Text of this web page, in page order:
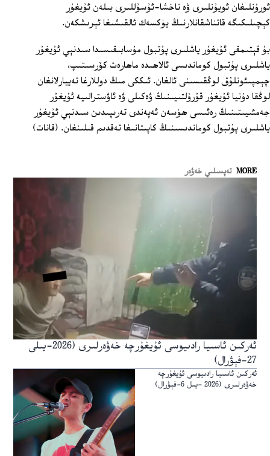
ئورۇنلىغان ئويۇنلىرى ۋە ناخشا-ئۇسۇللىرى بىلەن ئۇيغۇر
كېچىلىكىگە قاتناشقانلارنىڭ يۈكسەك ئالقىشىغا ئېرىشكەن.
بۇ قېتىمقى ئۇيغۇر ياشلىرى پۇتبول مۇسابىقىسىدا سىدنېي ئۇيغۇر
ياشلىرى پۇتبول كوماندىسى ئالاھىدە ماھارەت كۆرسىتىپ،
چېمپىئونلۇق لوڭقىسىنى ئالغان. ئىككى مىڭ دوللارغا تەييارلانغان
لوڭقا دۇنيا ئۇيغۇر قۇرۇلتىيىنىڭ ۋەكىلى ۋە ئاۋسترالىيە ئۇيغۇر
جەمئىيىتىنىڭ رەئىسى ھۈسەن ئەپەندى تەرىپىدىن سىدنېي ئۇيغۇر
ياشلىرى پۇتبول كوماندىسىنىڭ كاپىتانىغا تەقدىم قىلىنغان. (قانات)
MORE تەپسىلىي خەۋەر
ئەركىن ئاسىيا رادىيوسى ئۇيغۇرچە خەۋەرلىرى (2026-يىلى
27-فېۋرال)
ئەركىن ئاسىيا رادىيوسى ئۇيغۇرچە
خەۋەرلىرى (2026 -يىل 6-فېۋرال)